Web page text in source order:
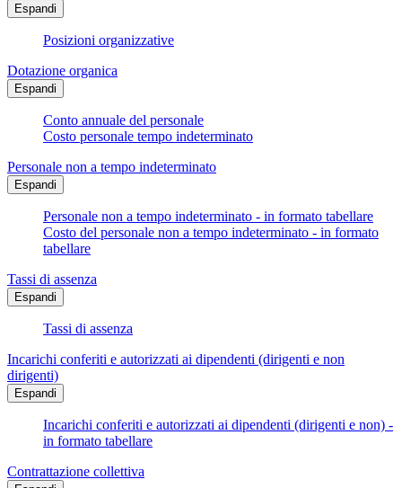
Espandi
Posizioni organizzative
Dotazione organica
Espandi
Conto annuale del personale
Costo personale tempo indeterminato
Personale non a tempo indeterminato
Espandi
Personale non a tempo indeterminato - in formato tabellare
Costo del personale non a tempo indeterminato - in formato
tabellare
Tassi di assenza
Espandi
Tassi di assenza
Incarichi conferiti e autorizzati ai dipendenti (dirigenti e non
dirigenti)
Espandi
Incarichi conferiti e autorizzati ai dipendenti (dirigenti e non) -
in formato tabellare
Contrattazione collettiva